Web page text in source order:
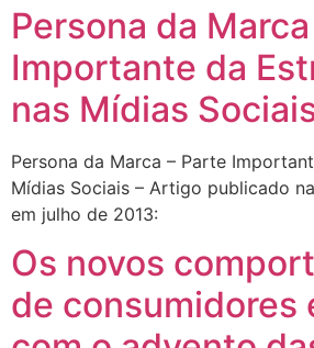
Persona da
Importante da
nas Mídias
Persona da Marca – Parte
Mídias Sociais – Artigo publicado
em julho de 2013:
Os novos
de consumidores